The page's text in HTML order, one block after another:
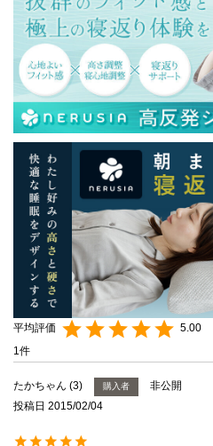
5.00
1
たかちゃん 3 購入者
非公開
投稿日 2015/02/04